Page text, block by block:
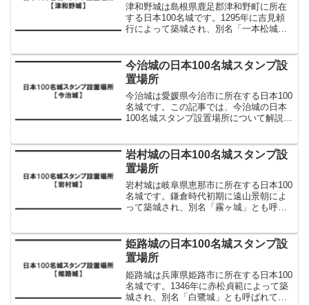
津和野城は島根県鹿足郡津和野町に所在
する日本100名城です。1295年に吉見頼
行によって築城され、別名「一本松城」
名城スタンプ設置場所について解説しま
す。津和野城の...
今治城の日本100名城スタンプ設
置場所
今治城は愛媛県今治市に所在する日本100
名城です。この記事では、今治城の日本
100名城スタンプ設置場所について解説し
に設置されています。設置場所スタンプ
利用可能...
岩村城の日本100名城スタンプ設
置場所
岩村城は岐阜県恵那市に所在する日本100
名城です。鎌倉時代初期に遠山景朝によ
って築城され、別名「霧ヶ城」とも呼ば
します。岩村城の日本100名城スタンプ設
置場所岩村城...
姫路城の日本100名城スタンプ設
置場所
姫路城は兵庫県姫路市に所在する日本100
名城です。1346年に赤松貞範によって築
城され、別名「白鷺城」とも呼ばれてい